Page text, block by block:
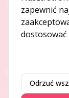
O NAS
O serwisie
Kontakt
DODAJ I
Dodaj
zapewnić
Odrzuć